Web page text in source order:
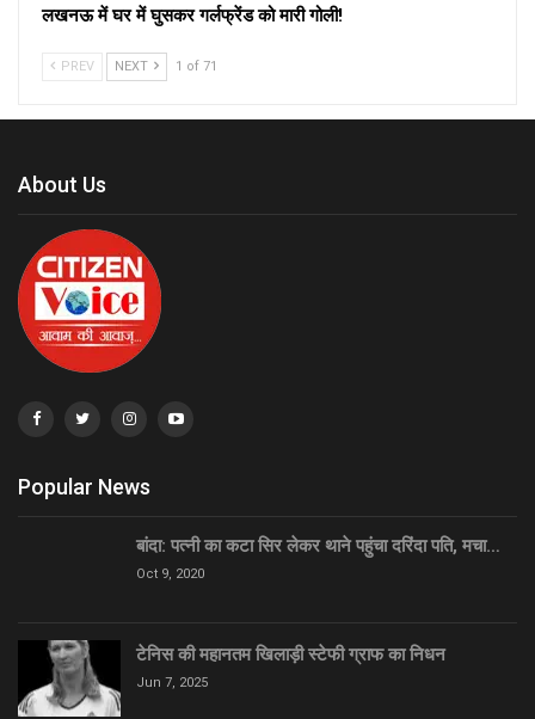
लखनऊ में घर में घुसकर गर्लफ्रेंड को मारी गोली!
PREV NEXT 1 of 71
About Us
Popular News
बांदा: पत्नी का कटा सिर लेकर थाने पहुंचा दरिंदा पति, मचा…
Oct 9, 2020
टेनिस की महानतम खिलाड़ी स्टेफी ग्राफ का निधन
Jun 7, 2025